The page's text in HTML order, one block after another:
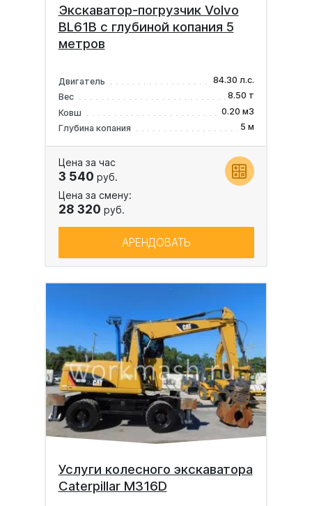
Экскаватор-погрузчик Volvo
BL61B с глубиной копания 5
метров
Двигатель
84.30 л.с.
Вес
8.50 т
Ковш
0.20 м3
Глубина копания
5 м
Цена за час
3 540 руб.
Цена за смену:
28 320 руб.
АРЕНДОВАТЬ
Услуги колесного экскаватора
Caterpillar M316D